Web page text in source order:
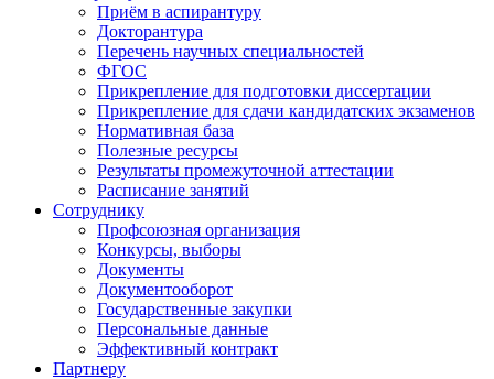
Приём в аспирантуру
Докторантура
Перечень научных специальностей
ФГОС
Прикрепление для подготовки диссертации
Прикрепление для сдачи кандидатских экзаменов
Нормативная база
Полезные ресурсы
Результаты промежуточной аттестации
Расписание занятий
Сотруднику
Профсоюзная организация
Конкурсы, выборы
Документы
Документооборот
Государственные закупки
Персональные данные
Эффективный контракт
Партнеру